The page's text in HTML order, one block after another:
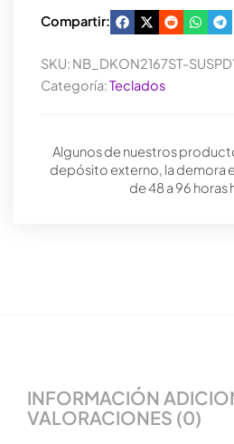
Silent-
(US)
cantidad
Compartir:
SKU: NB_DKON2167ST-
Categoría:Teclados
Algunos de nuestros
depósito externo, la demora
de 48 a 96 horas
INFORMACIÓN
VALORACIONES (0)